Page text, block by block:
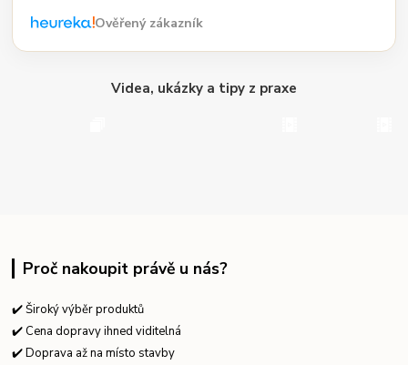
Ověřený zákazník
Videa, ukázky a tipy z praxe
Proč nakoupit právě u nás?
✔️ Široký výběr produktů
✔️ Cena dopravy ihned viditelná
✔️ Doprava až na místo stavby